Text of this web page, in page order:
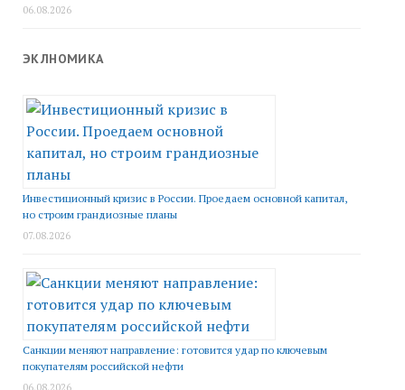
06.08.2026
ЭКЛНОМИКА
Инвестиционный кризис в России. Проедаем основной капитал,
но строим грандиозные планы
07.08.2026
Санкции меняют направление: готовится удар по ключевым
покупателям российской нефти
06.08.2026